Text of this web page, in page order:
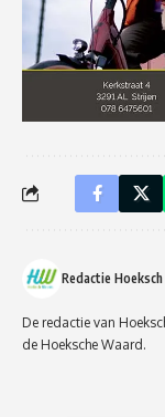
Redactie
De redactie van
de Hoeksche Waard.